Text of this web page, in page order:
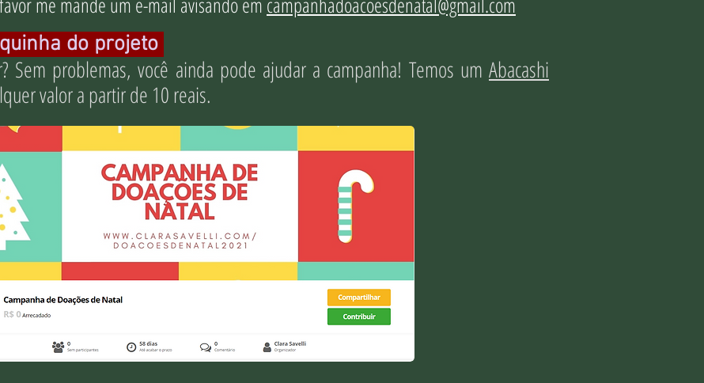
do projeto
Sem problemas, você ainda pode ajudar a campanha! Temos um Abacashi
valor a partir de 10 reais.